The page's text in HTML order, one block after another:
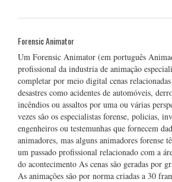
Forensic Animator
Um Forensic Animator (em português
profissional da industria de animação
completar por meio digital cenas
desastres como acidentes de automóveis,
incêndios ou assaltos por uma ou várias
vezes são os especialistas forense, policias,
engenheiros ou testemunhas que fornecem
animadores, mas alguns animadores forense
um passado profissional relacionado com a
do acontecimento As cenas são geradas por
As animações são por norma criadas a 30